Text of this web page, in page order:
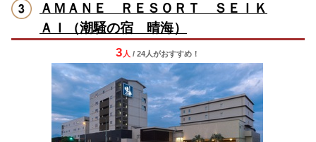
ＡＭＡＮＥ ＲＥＳＯＲＴ ＳＥＩＫ
ＡＩ（潮騒の宿 晴海）
3 人 / 24人がおすすめ！